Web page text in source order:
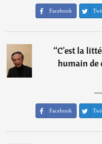
Facebook
“C'est la
humain de
Facebook